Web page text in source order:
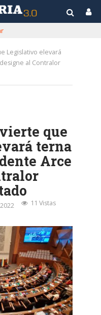
Legislativo elevará
al Contralor
que
terna
Arce
11 Vistas